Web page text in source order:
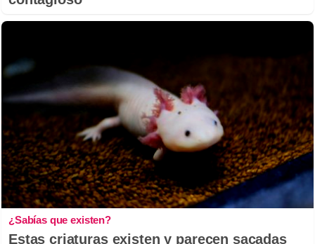
¿Sabías que existen?
Estas criaturas existen y parecen sacadas